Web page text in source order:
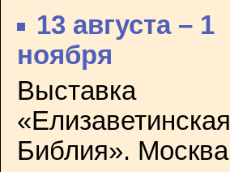
13 августа – 1
ноября
Выставка
«Елизаветинская
Библия». Москва